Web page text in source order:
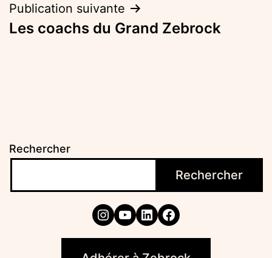
Publication suivante
Les coachs du Grand Zebrock
Rechercher
Rechercher
Instagram
YouTube
LinkedIn
Facebook